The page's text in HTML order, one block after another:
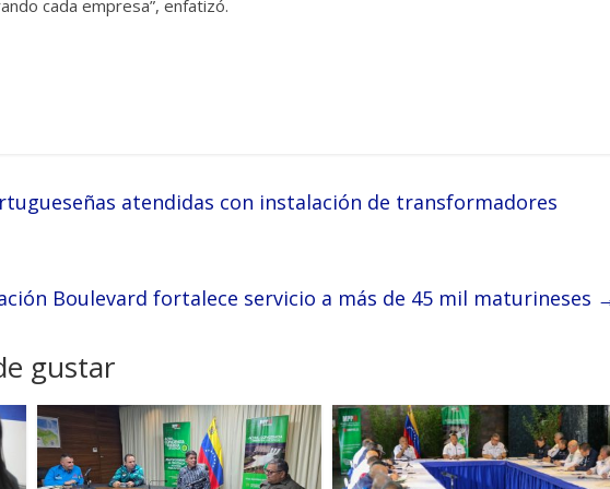
cada empresa”, enfatizó.
atendidas con instalación de transformadores
Boulevard fortalece servicio a más de 45 mil maturineses
gustar